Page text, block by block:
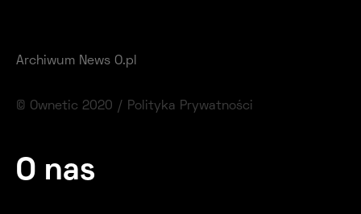
Archiwum News O.pl
© Ownetic 2020 / Polityka Prywatności
O nas